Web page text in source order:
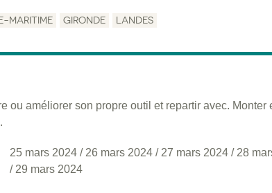
MARITIME GIRONDE LANDES
ou améliorer son propre outil et repartir avec. Monter
25 mars 2024 / 26 mars 2024 / 27 mars 2024 / 28
/ 29 mars 2024